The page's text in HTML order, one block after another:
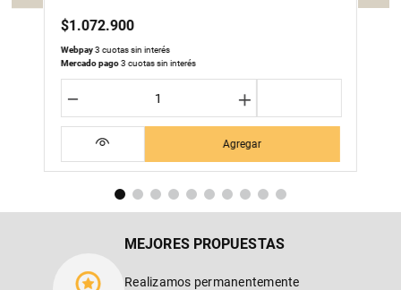
$1.072.900
Webpay3 cuotas sin interés
Mercado pago3 cuotas sin interés
＋
－
Agregar
MEJORES PROPUESTAS
Realizamos permanentemente